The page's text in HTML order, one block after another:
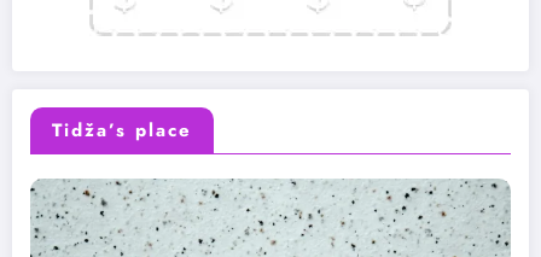
Tidža’s place